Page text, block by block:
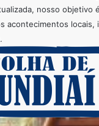
nosso objetivo
acontecimentos locais,